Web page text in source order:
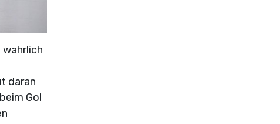
daran
Gol